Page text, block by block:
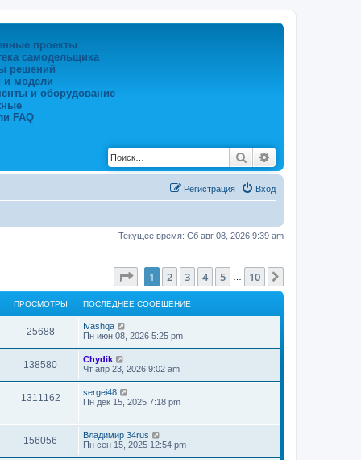
проекты
самодельщика
решений
и модели
и оборудование
FAQ
Поиск
Вход
Регистрация
Текущее время: Сб авг 08, 2026 9:39 am
Страница1 из 10
1 2 3 4 5 10
ПРОСМОТРЫ ПОСЛЕДНЕЕ СООБЩЕНИЕ
25688
Ivashqa
Пн июн 08, 2026 5:25 pm
138580
Chydik
Чт апр 23, 2026 9:02 am
1311162
sergei48
Пн дек 15, 2025 7:18 pm
156056
Владимир 34rus
Пн сен 15, 2025 12:54 pm